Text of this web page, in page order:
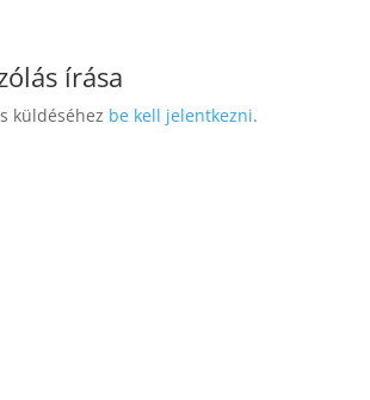
írása
küldéséhez be kell jelentkezni.